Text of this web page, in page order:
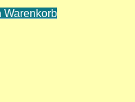
Warenkorb